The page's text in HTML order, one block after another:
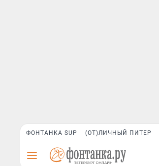
ФОНТАНКА SUP (ОТ)ЛИЧНЫЙ ПИТЕР